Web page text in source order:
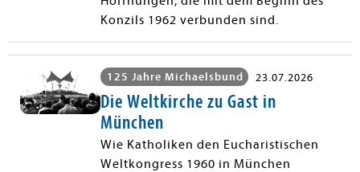
Konzils 1962 verbunden sind.
125 Jahre Michaelsbund 23.07.2026
Die Weltkirche zu Gast in
München
Wie Katholiken den Eucharistischen
Weltkongress 1960 in München